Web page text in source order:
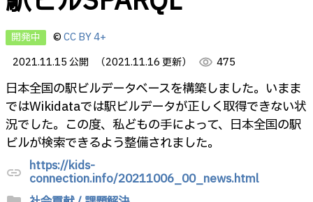
開発中 ©CC BY 4+
2021.11.15 公開
（2021.11.16 更新） visibility 475
日本全国の駅ビルデータベースを構築しました。いまま
ではWikidataでは駅ビルデータが正しく取得できない状
況でした。この度、私どもの手によって、日本全国の駅
ビルが検索できるよう整備されました。
link https://kids-
connection.info/20211006_00_news.html